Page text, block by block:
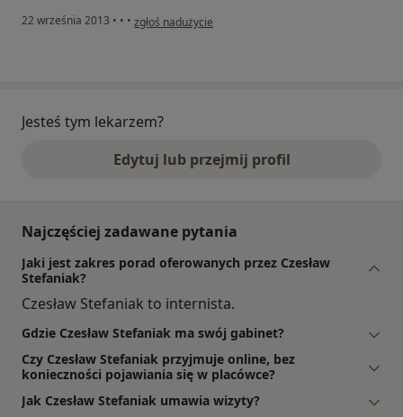
22 września 2013 • • • w opinii użytkownika Maria
zgłoś nadużycie
Jesteś tym lekarzem?
Edytuj lub przejmij profil
Najczęściej zadawane pytania
Jaki jest zakres porad oferowanych przez Czesław
Stefaniak?
Czesław Stefaniak to internista.
Gdzie Czesław Stefaniak ma swój gabinet?
Czy Czesław Stefaniak przyjmuje online, bez
konieczności pojawiania się w placówce?
Jak Czesław Stefaniak umawia wizyty?